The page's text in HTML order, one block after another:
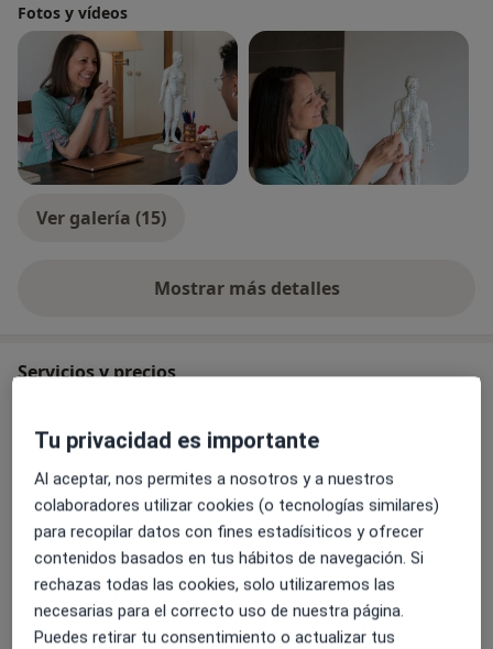
Fotos y vídeos
Ver galería (15)
Mostrar más detalles
sobre la experiencia
Servicios y precios
90 € Detalles
Tratamiento adicción al tabaco
55 € Detalles
Medicina Tradicional China
Desde 55 € Detalles
Tu privacidad es importante
Al aceptar, nos permites a nosotros y a nuestros
colaboradores utilizar cookies (o tecnologías similares)
para recopilar datos con fines estadísiticos y ofrecer
contenidos basados en tus hábitos de navegación. Si
rechazas todas las cookies, solo utilizaremos las
necesarias para el correcto uso de nuestra página.
Puedes retirar tu consentimiento o actualizar tus